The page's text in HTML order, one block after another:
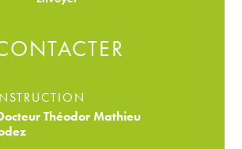
Théodor Mathieu